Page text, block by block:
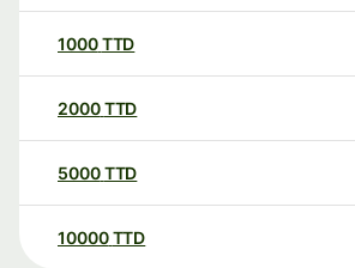
1000TTD
2000TTD
5000TTD
10000 TTD